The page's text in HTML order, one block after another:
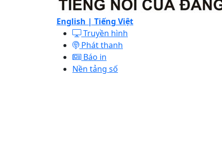
English | Tiếng Việt
Truyền hình
Phát thanh
Báo in
Nền tảng số